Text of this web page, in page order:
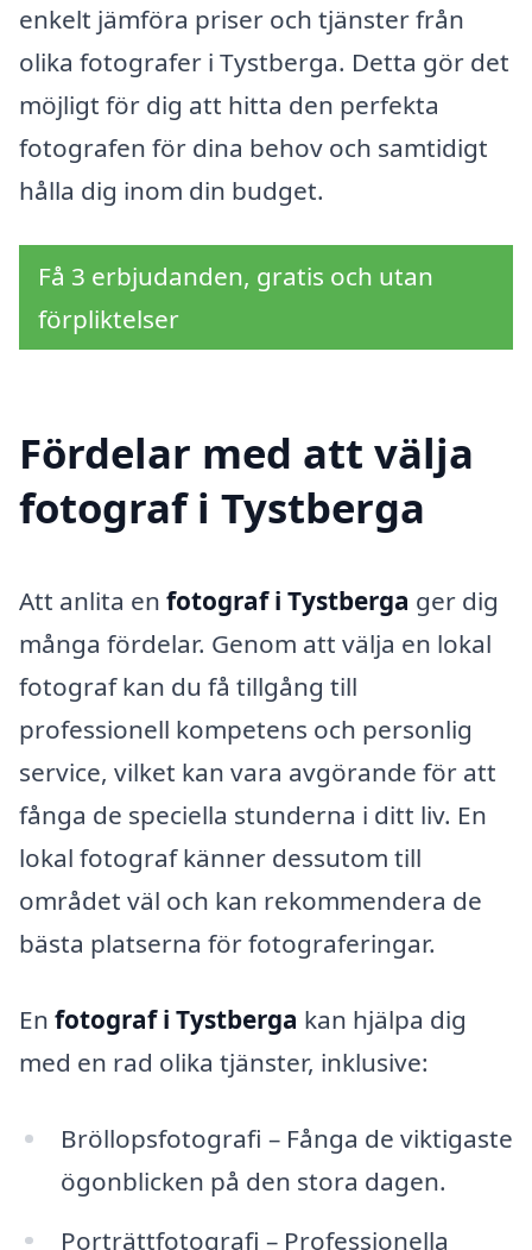
enkelt jämföra priser och tjänster från
olika fotografer i Tystberga. Detta gör det
möjligt för dig att hitta den perfekta
fotografen för dina behov och samtidigt
hålla dig inom din budget.
Få 3 erbjudanden, gratis och utan
förpliktelser
Fördelar med att välja
fotograf i Tystberga
Att anlita en fotograf i Tystberga ger dig
många fördelar. Genom att välja en lokal
fotograf kan du få tillgång till
professionell kompetens och personlig
service, vilket kan vara avgörande för att
fånga de speciella stunderna i ditt liv. En
lokal fotograf känner dessutom till
området väl och kan rekommendera de
bästa platserna för fotograferingar.
En fotograf i Tystberga kan hjälpa dig
med en rad olika tjänster, inklusive:
Bröllopsfotografi – Fånga de viktigaste
ögonblicken på den stora dagen.
Porträttfotografi – Professionella